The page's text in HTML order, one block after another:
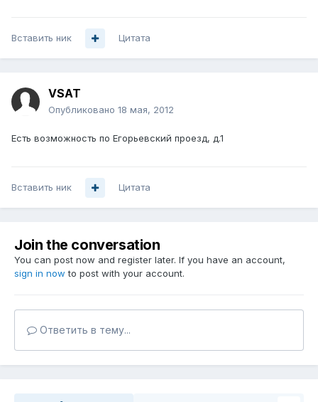
Вставить ник Цитата
VSAT
Опубликовано 18 мая, 2012
Есть возможность по Егорьевский проезд, д.1
Вставить ник Цитата
Join the conversation
You can post now and register later. If you have an account,
sign in now to post with your account.
Ответить в тему...